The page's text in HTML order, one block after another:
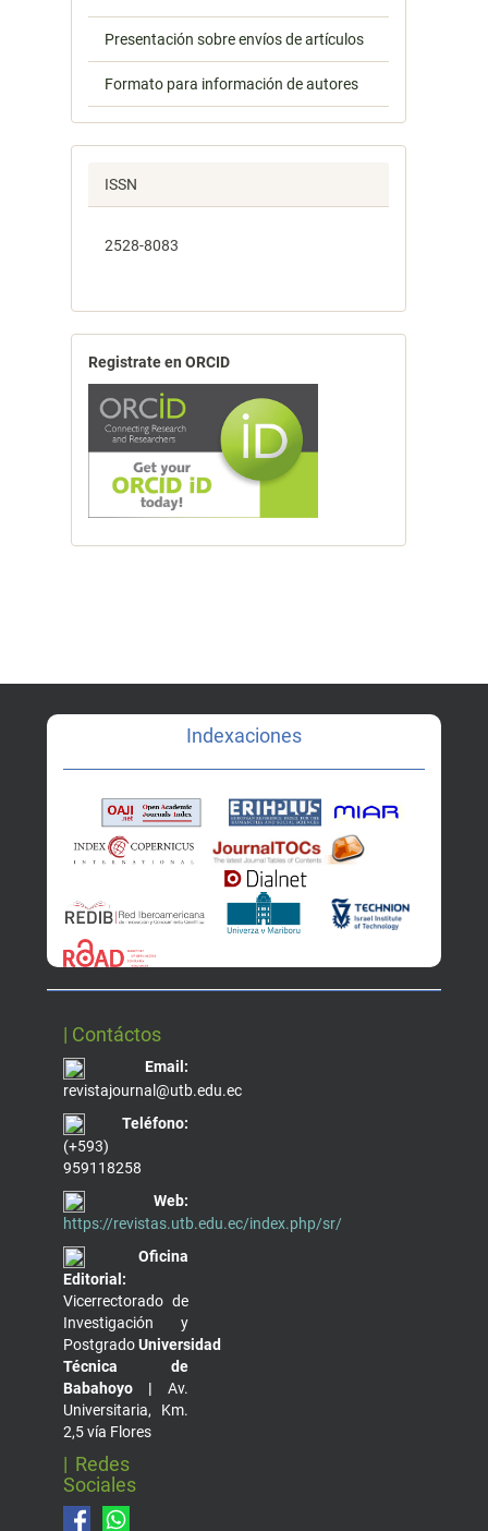
Presentación sobre envíos de artículos
Formato para información de autores
ISSN
2528-8083
Registrate en ORCID
Indexaciones
| Contáctos
Email:
revistajournal@utb.edu.ec
Teléfono:
(+593)
959118258
Web:
https://revistas.utb.edu.ec/index.php/sr/
Oficina
Editorial:
Vicerrectorado de
Investigación y
PostgradoUniversidad
Técnica de
Babahoyo | Av.
Universitaria, Km.
2,5 vía Flores
| Redes
Sociales